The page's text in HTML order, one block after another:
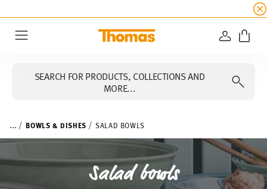
☀️ Up to 45% discount on all
LOGIN
SEARCH FOR PRODUCTS, COLLECTIONS AND
MORE...
... BOWLS & DISHES SALAD BOWLS
Salad bowls